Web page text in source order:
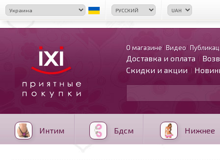
О магазине Видео
Доставка и оплата
Скидки и акции
Интим Бдсм Нижнее